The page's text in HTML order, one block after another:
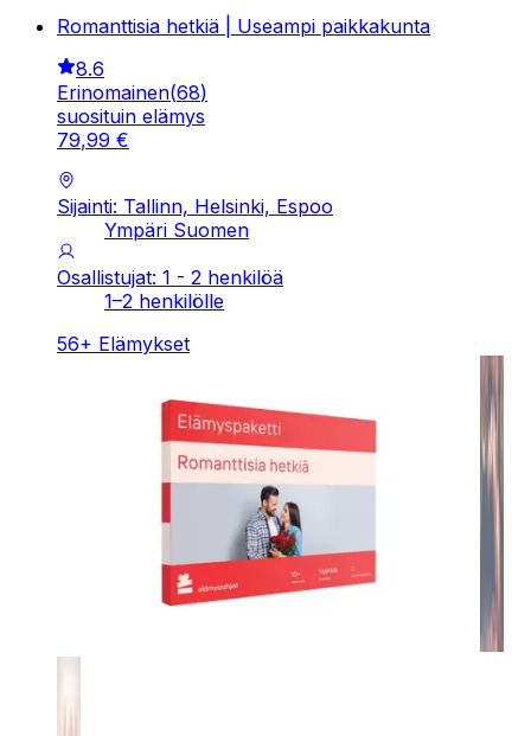
Romanttisia hetkiä | Useampi paikkakunta
8.6
Erinomainen(68)
suosituin elämys
79,99 €
Sijainti: Tallinn, Helsinki, Espoo
Ympäri Suomen
Osallistujat: 1 - 2 henkilöä
1–2 henkilölle
56+ Elämykset